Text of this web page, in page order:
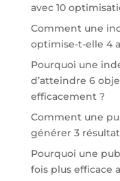
avec 10
Comment une
optimise-t-elle 4
Pourquoi une
d’atteindre 6
efficacement ?
Comment une
générer 3
Pourquoi une
fois plus efficace